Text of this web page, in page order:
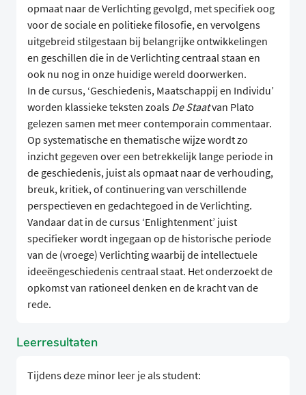
opmaat naar de Verlichting gevolgd, met specifiek oog
voor de sociale en politieke filosofie, en vervolgens
uitgebreid stilgestaan bij belangrijke ontwikkelingen
en geschillen die in de Verlichting centraal staan en
ook nu nog in onze huidige wereld doorwerken.
In de cursus, ‘Geschiedenis, Maatschappij en Individu’
worden klassieke teksten zoals De Staatvan Plato
gelezen samen met meer contemporain commentaar.
Op systematische en thematische wijze wordt zo
inzicht gegeven over een betrekkelijk lange periode in
de geschiedenis, juist als opmaat naar de verhouding,
breuk, kritiek, of continuering van verschillende
perspectieven en gedachtegoed in de Verlichting.
Vandaar dat in de cursus ‘Enlightenment’ juist
specifieker wordt ingegaan op de historische periode
van de (vroege) Verlichting waarbij de intellectuele
ideeëngeschiedenis centraal staat. Het onderzoekt de
opkomst van rationeel denken en de kracht van de
rede.
Leerresultaten
Tijdens deze minor leer je als student: